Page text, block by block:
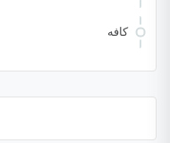
کافه